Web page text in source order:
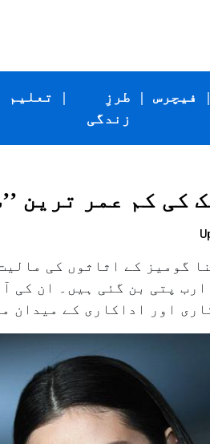
تعلیم |
طرزِ
زندگی
| فیچرس |
کی کم عمر ترین
ارب پتی بن گئی ہیں۔ ان کی
اور اداکاری کے میدان